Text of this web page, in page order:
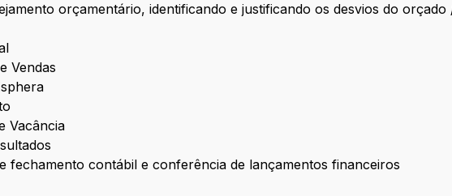
orçamentário, identificando e justificando os desvios do
Vendas
Vacância
fechamento contábil e conferência de lançamentos financeiros